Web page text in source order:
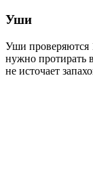
Уши
Уши проверяются
нужно протирать
не источает